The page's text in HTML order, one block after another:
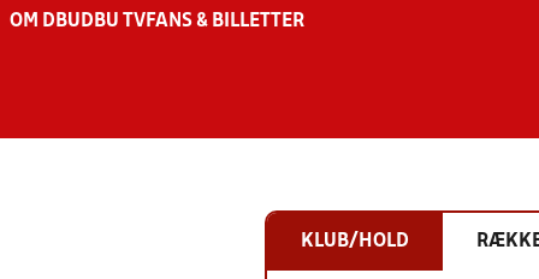
OM DBU DBU TV FANS & BILLETTER
KLUB/HOLD